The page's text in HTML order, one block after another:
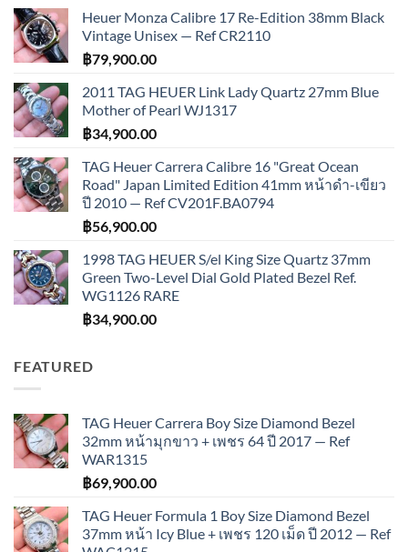
Heuer Monza Calibre 17 Re-Edition 38mm Black
Vintage Unisex — Ref CR2110
฿79,900.00
2011 TAG HEUER Link Lady Quartz 27mm Blue
Mother of Pearl WJ1317
฿34,900.00
TAG Heuer Carrera Calibre 16 "Great Ocean
Road" Japan Limited Edition 41mm หน้าดำ-เขียว
ปี 2010 — Ref CV201F.BA0794
฿56,900.00
1998 TAG HEUER S/el King Size Quartz 37mm
Green Two-Level Dial Gold Plated Bezel Ref.
WG1126 RARE
฿34,900.00
FEATURED
TAG Heuer Carrera Boy Size Diamond Bezel
32mm หน้ามุกขาว + เพชร 64 ปี 2017 — Ref
WAR1315
฿69,900.00
TAG Heuer Formula 1 Boy Size Diamond Bezel
37mm หน้า Icy Blue + เพชร 120 เม็ด ปี 2012 — Ref